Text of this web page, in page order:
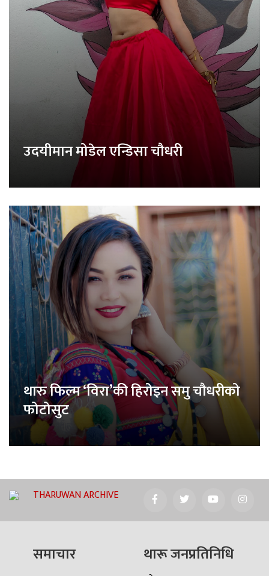
उदयीमान मोडेल एन्डिसा चौधरी
थारु फिल्म ‘विरा’की हिरोइन समु चौधरीको
फोटोसुट
THARUWAN ARCHIVE
समाचार थारू जनप्रतिनिधि